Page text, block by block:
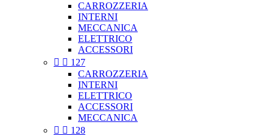
CARROZZERIA
INTERNI
MECCANICA
ELETTRICO
ACCESSORI
  127
CARROZZERIA
INTERNI
ELETTRICO
ACCESSORI
MECCANICA
  128